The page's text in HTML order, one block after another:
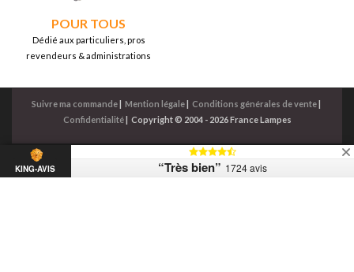
POUR TOUS
Dédié aux particuliers, pros
revendeurs & administrations
Suivre ma commande Mention légale Conditions générales de vente
Confidentialité| Copyright © 2004 - 2026 France Lampes
KING-AVIS “Très bien” 1724 avis